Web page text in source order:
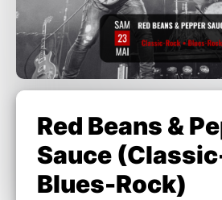
Red Beans &
Sauce
Blues-Rock)